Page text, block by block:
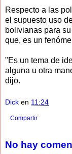
Respecto a las
el supuesto uso
bolivianas para
que, es un
"Es un tema de
alguna u otra
dijo.
Dick en 11:24
Compartir
No hay